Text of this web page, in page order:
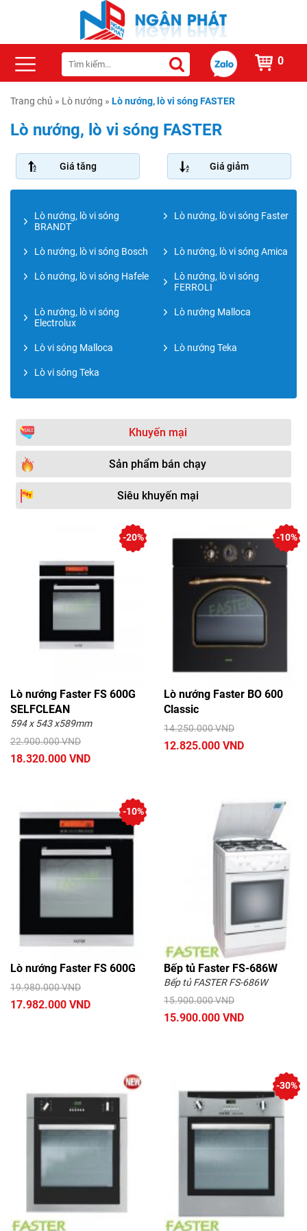
0
Trang chủ » Lò nướng » Lò nướng, lò vi sóng FASTER
Lò nướng, lò vi sóng FASTER
Giá tăng Giá giảm
Lò nướng, lò vi sóng
BRANDT
Lò nướng, lò vi sóng Faster
Lò nướng, lò vi sóng Bosch Lò nướng, lò vi sóng Amica
Lò nướng, lò vi sóng Hafele
Lò nướng, lò vi sóng
FERROLI
Lò nướng, lò vi sóng
Electrolux
Lò nướng Malloca
Lò vi sóng Malloca Lò nướng Teka
Lò vi sóng Teka
Khuyến mại
Sản phẩm bán chạy
Siêu khuyến mại
Lò nướng Faster FS 600G
SELFCLEAN
594 x 543 x589mm
22.900.000 VND
18.320.000 VND
-20%
Lò nướng Faster BO 600
Classic
14.250.000 VND
12.825.000 VND
-10%
Lò nướng Faster FS 600G
19.980.000 VND
17.982.000 VND
-10%
Bếp tủ Faster FS-686W
Bếp tủ FASTER FS-686W
15.900.000 VND
15.900.000 VND
-30%